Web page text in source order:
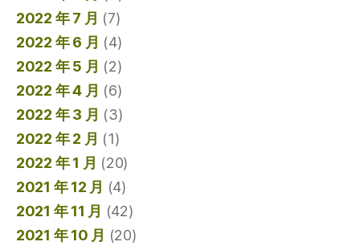
2022 年 7 月 (7)
2022 年 6 月 (4)
2022 年 5 月 (2)
2022 年 4 月 (6)
2022 年 3 月 (3)
2022 年 2 月 (1)
2022 年 1 月 (20)
2021 年 12 月 (4)
2021 年 11 月 (42)
2021 年 10 月 (20)